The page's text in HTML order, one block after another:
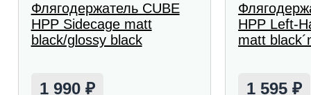
Флягодержатель CUBE
HPP Sidecage matt
black/glossy black
1 990 ₽
HPP Left-
matt
1 595₽